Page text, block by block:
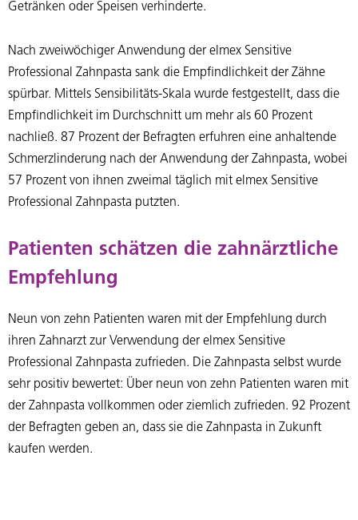
Getränken oder Speisen verhinderte.
Nach zweiwöchiger Anwendung der elmex Sensitive
Professional Zahnpasta sank die Empfindlichkeit der Zähne
spürbar. Mittels Sensibilitäts-Skala wurde festgestellt, dass die
Empfindlichkeit im Durchschnitt um mehr als 60 Prozent
nachließ. 87 Prozent der Befragten erfuhren eine anhaltende
Schmerzlinderung nach der Anwendung der Zahnpasta, wobei
57 Prozent von ihnen zweimal täglich mit elmex Sensitive
Professional Zahnpasta putzten.
Patienten schätzen die zahnärztliche
Empfehlung
Neun von zehn Patienten waren mit der Empfehlung durch
ihren Zahnarzt zur Verwendung der elmex Sensitive
Professional Zahnpasta zufrieden. Die Zahnpasta selbst wurde
sehr positiv bewertet: Über neun von zehn Patienten waren mit
der Zahnpasta vollkommen oder ziemlich zufrieden. 92 Prozent
der Befragten geben an, dass sie die Zahnpasta in Zukunft
kaufen werden.